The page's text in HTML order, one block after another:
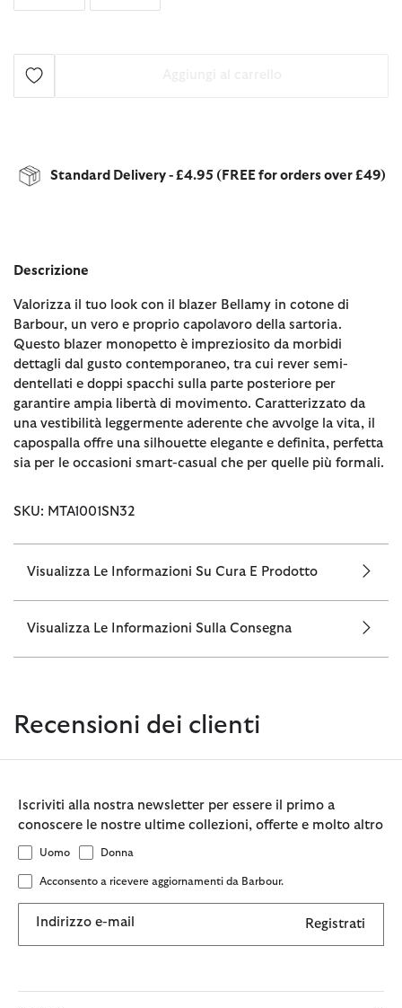
Standard Delivery - £4.95 (FREE for orders over £49)
Descrizione
Valorizza il tuo look con il blazer Bellamy in cotone di
Barbour, un vero e proprio capolavoro della sartoria.
Questo blazer monopetto è impreziosito da morbidi
dettagli dal gusto contemporaneo, tra cui rever semi-
dentellati e doppi spacchi sulla parte posteriore per
garantire ampia libertà di movimento. Caratterizzato da
una vestibilità leggermente aderente che avvolge la vita, il
capospalla offre una silhouette elegante e definita, perfetta
sia per le occasioni smart-casual che per quelle più formali.
SKU: MTA1001SN32
Visualizza Le Informazioni Su Cura E Prodotto
Visualizza Le Informazioni Sulla Consegna
Recensioni dei clienti
Iscriviti alla nostra newsletter per essere il primo a
conoscere le nostre ultime collezioni, offerte e molto altro
Uomo Donna
Acconsento a ricevere aggiornamenti da Barbour.
Indirizzo e-mail Registrati